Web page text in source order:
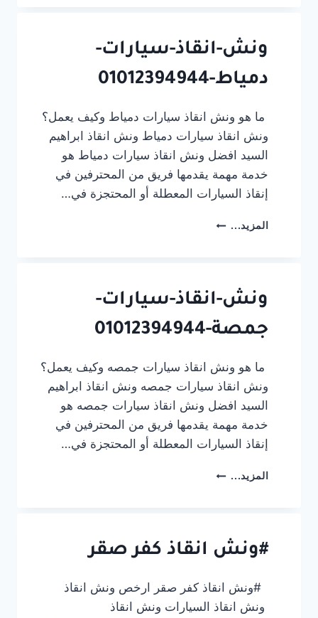
ونش-انقاذ-سيارات-
دمياط-01012394944
ما هو ونش انقاذ سيارات دمياط وكيف يعمل؟
ونش انقاذ سيارات دمياط ونش انقاذ ابراهيم
السيد افضل ونش انقاذ سيارات دمياط هو
خدمة مهمة يقدمها فريق من المحترفين في
إنقاذ السيارات المعطلة أو المحتجزة في…
المزيد... ونش-
ونش-انقاذ-سيارات-
جمصة-01012394944
ما هو ونش انقاذ سيارات جمصه وكيف يعمل؟
ونش انقاذ سيارات جمصه ونش انقاذ ابراهيم
السيد افضل ونش انقاذ سيارات جمصه هو
خدمة مهمة يقدمها فريق من المحترفين في
إنقاذ السيارات المعطلة أو المحتجزة في…
المزيد... ونش-
#ونش انقاذ كفر صقر
#ونش انقاذ كفر صقر ارخص ونش انقاذ
ونش انقاذ السيارات ونش انقاذ